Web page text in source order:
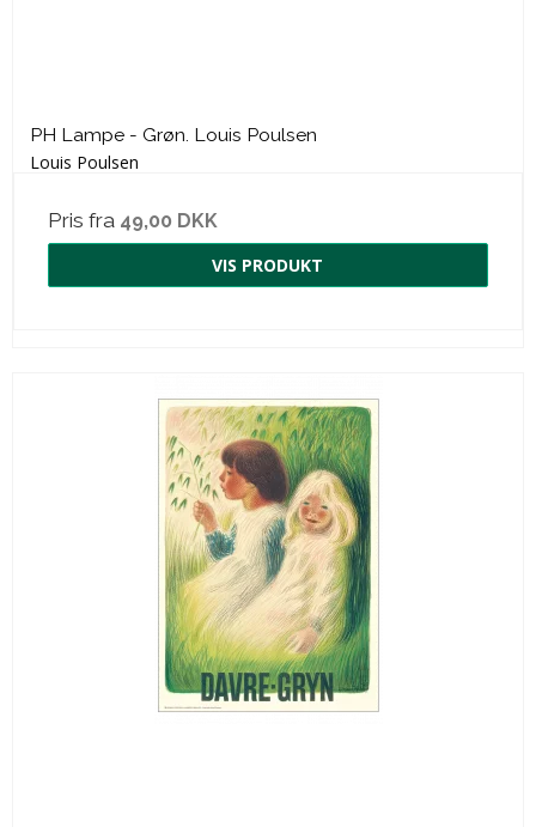
PH Lampe - Grøn. Louis Poulsen
Louis Poulsen
Pris fra 49,00 DKK
VIS PRODUKT